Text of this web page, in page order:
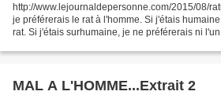
http://www.lejournaldepersonne.com/2015/08/
je préférerais le rat à l'homme. Si j'étais
rat. Si j'étais surhumaine, je ne préférerais ni
MAL A L'HOMME...Extrait 2